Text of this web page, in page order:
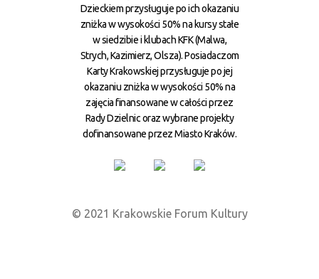
Dzieckiem przysługuje po ich okazaniu
zniżka w wysokości 50% na kursy stałe
w siedzibie i klubach KFK (Malwa,
Strych, Kazimierz, Olsza). Posiadaczom
Karty Krakowskiej przysługuje po jej
okazaniu zniżka w wysokości 50% na
zajęcia finansowane w całości przez
Rady Dzielnic oraz wybrane projekty
dofinansowane przez Miasto Kraków.
© 2021 Krakowskie Forum Kultury